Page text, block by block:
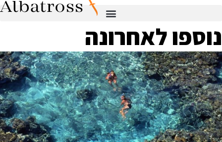
נוספו לאחרונה
כל מה שרצית לדעת על מאגרי
תמונות וקליפים